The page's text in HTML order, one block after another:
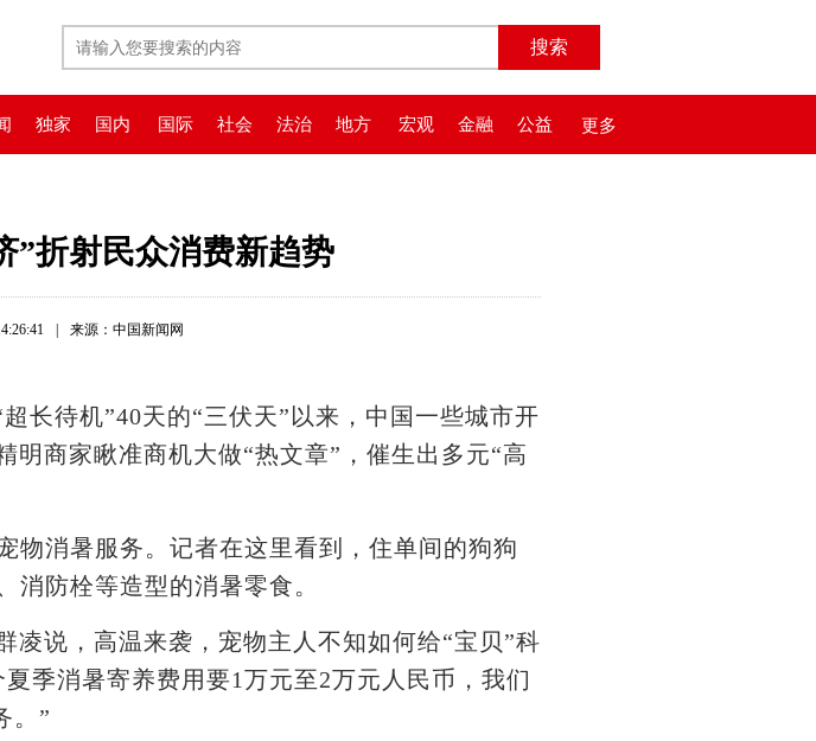
独家 国内 国际 社会 法治 地方 宏观 金融 公益 更多
”折射民众消费新趋势
来源：中国新闻网
待机”40天的“三伏天”以来，中国一些城市开
明商家瞅准商机大做“热文章”，催生出多元“高
消暑服务。记者在这里看到，住单间的狗狗
消防栓等造型的消暑零食。
说，高温来袭，宠物主人不知如何给“宝贝”科
季消暑寄养费用要1万元至2万元人民币，我们
。”